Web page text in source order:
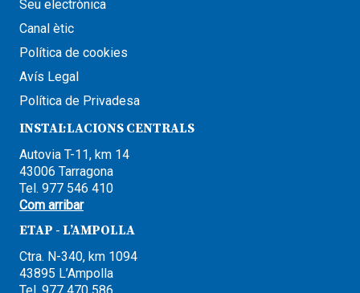
Seu electrònica
Canal ètic
Política de cookies
Avís Legal
Política de Privadesa
INSTAL·LACIONS CENTRALS
Autovia T-11, km 14
43006 Tarragona
Tel. 977 546 410
Com arribar
ETAP - L’AMPOLLA
Ctra. N-340, km 1094
43895 L’Ampolla